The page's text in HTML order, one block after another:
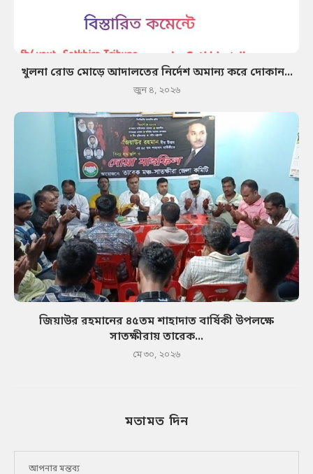
খুলনা রোড মোড়ে আদালতের নির্দেশ অমান্য করে দোকান...
জুন ৪, ২০২৬
জিয়াউর রহমানের ৪৫তম শাহাদাত বার্ষিকী উপলক্ষে
সাতক্ষীরায় তারেক...
মে ৩০, ২০২৬
মতামত দিন